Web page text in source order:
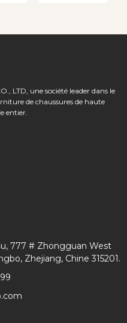
LTD, une société leader dans le
de chaussures de haute
entier.
777 # Zhongguan West
Zhejiang, Chine 315201.